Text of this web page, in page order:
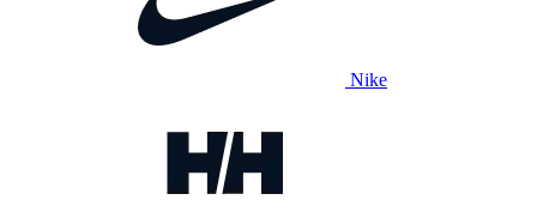
Nike